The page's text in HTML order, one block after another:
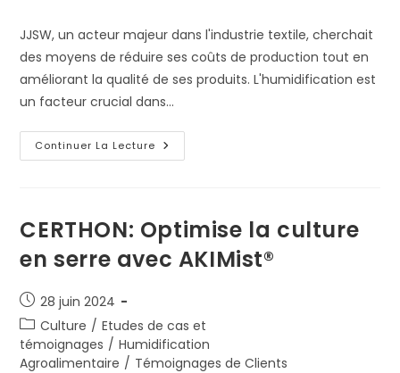
JJSW, un acteur majeur dans l'industrie textile, cherchait
des moyens de réduire ses coûts de production tout en
améliorant la qualité de ses produits. L'humidification est
un facteur crucial dans…
Continuer La Lecture Réduction
Des
L’Industrie
Textile
Avec
AKIMist®
CERTHON: Optimise la culture
en serre avec AKIMist®
Publication
publiée :
28 juin 2024
Post
category:
Culture / Etudes de cas et
témoignages / Humidification
Agroalimentaire / Témoignages de Clients